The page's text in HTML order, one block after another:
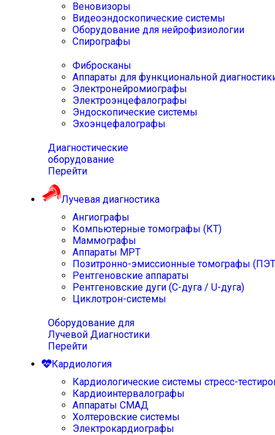
Веновизоры
Видеоэндоскопические системы
Оборудование для нейрофизиологии
Спирографы
Фибросканы
Аппараты для функциональной
Электронейромиографы
Электроэнцефалографы
Эндоскопические системы
Эхоэнцефалографы
Диагностические
оборудование
Перейти
Лучевая диагностика
Ангиографы
Компьютерные томографы (КТ)
Маммографы
Аппараты МРТ
Позитронно-эмиссионные томографы
Рентгеновские аппараты
Рентгеновские дуги (С-дуга / U-дуга)
Циклотрон-системы
Оборудование для
Лучевой Диагностики
Перейти
Кардиология
Кардиологические системы стресс-
Кардиоинтервалографы
Аппараты СМАД
Холтеровские системы
Электрокардиографы